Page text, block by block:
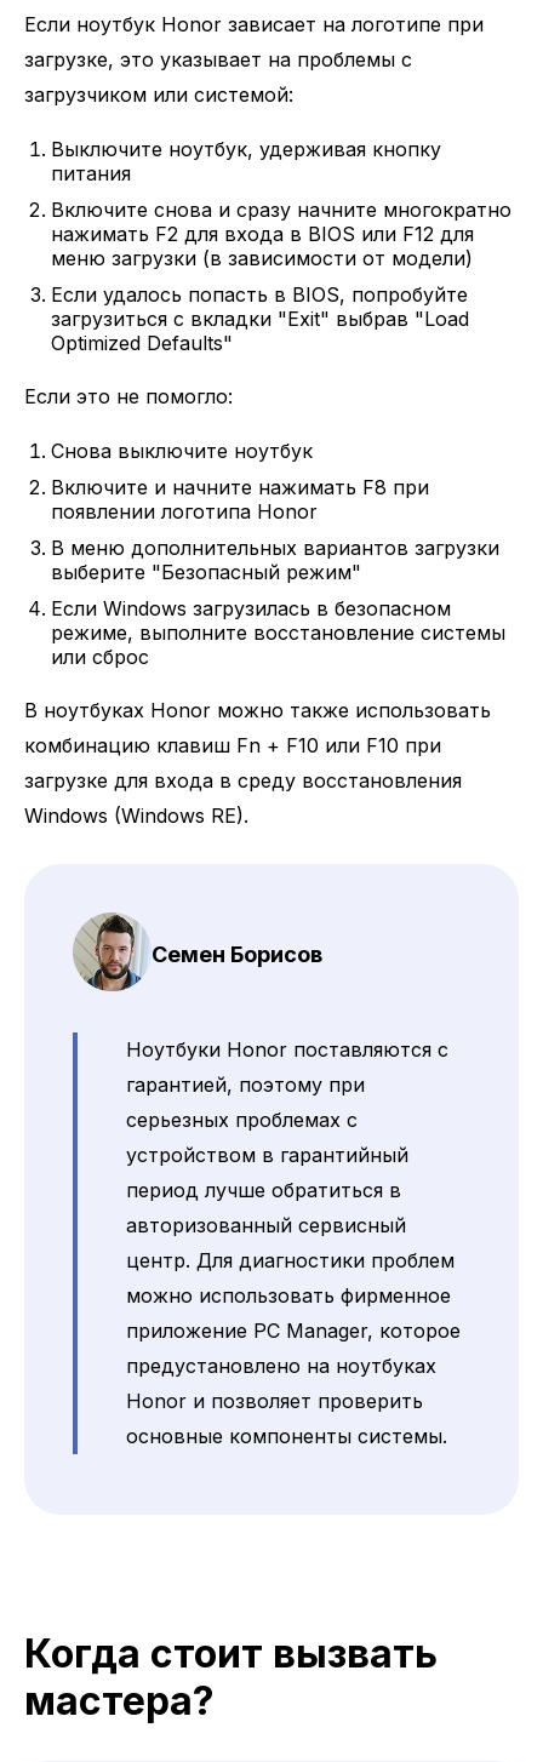
Если ноутбук Honor зависает на логотипе при
загрузке, это указывает на проблемы с
загрузчиком или системой:
Выключите ноутбук, удерживая кнопку
питания
Включите снова и сразу начните многократно
нажимать F2 для входа в BIOS или F12 для
меню загрузки (в зависимости от модели)
Если удалось попасть в BIOS, попробуйте
загрузиться с вкладки "Exit" выбрав "Load
Optimized Defaults"
Если это не помогло:
Снова выключите ноутбук
Включите и начните нажимать F8 при
появлении логотипа Honor
В меню дополнительных вариантов загрузки
выберите "Безопасный режим"
Если Windows загрузилась в безопасном
режиме, выполните восстановление системы
или сброс
В ноутбуках Honor можно также использовать
комбинацию клавиш Fn + F10 или F10 при
загрузке для входа в среду восстановления
Windows (Windows RE).
Семен Борисов
Ноутбуки Honor поставляются с
гарантией, поэтому при
серьезных проблемах с
устройством в гарантийный
период лучше обратиться в
авторизованный сервисный
центр. Для диагностики проблем
можно использовать фирменное
приложение PC Manager, которое
предустановлено на ноутбуках
Honor и позволяет проверить
основные компоненты системы.
Когда стоит вызвать
мастера?